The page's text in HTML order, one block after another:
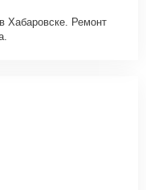
Хабаровске. Ремонт